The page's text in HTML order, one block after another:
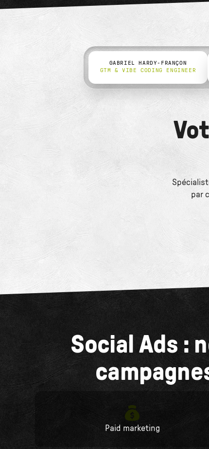
GABRIEL HARDY-FRANÇON
GTM & VIBE CODING ENGINEER
par
Social Ads :
Paid marketing